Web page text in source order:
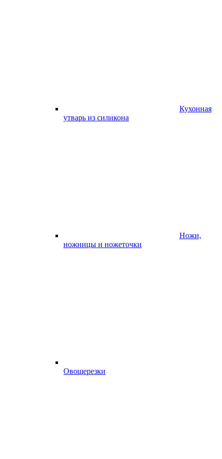
Кухонная
утварь из силикона
Ножи,
ножницы и ножеточки
Овощерезки